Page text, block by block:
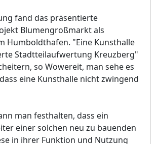
fand das präsentierte
Blumengroßmarkt als
Humboldthafen. "Eine Kunsthalle
Stadtteilaufwertung Kreuzberg"
so Wowereit, man sehe es
eine Kunsthalle nicht zwingend
man festhalten, dass ein
einer solchen neu zu bauenden
in ihrer Funktion und Nutzung